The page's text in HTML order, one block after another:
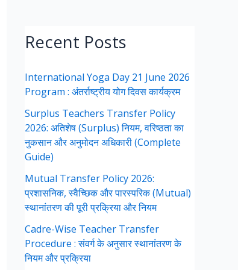
Recent Posts
International Yoga Day 21 June 2026
Program : अंतर्राष्ट्रीय योग दिवस कार्यक्रम
Surplus Teachers Transfer Policy
2026: अतिशेष (Surplus) नियम, वरिष्ठता का
नुकसान और अनुमोदन अधिकारी (Complete
Guide)
Mutual Transfer Policy 2026:
प्रशासनिक, स्वैच्छिक और पारस्परिक (Mutual)
स्थानांतरण की पूरी प्रक्रिया और नियम
Cadre-Wise Teacher Transfer
Procedure : संवर्ग के अनुसार स्थानांतरण के
नियम और प्रक्रिया